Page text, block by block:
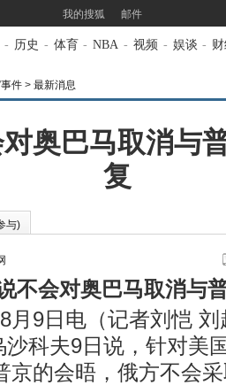
我的搜狐 邮件
- 历史 - 体育 - NBA - 视频 - 娱谈 -
件 > 最新消息
奥巴马取消与
复
与)
不会对奥巴马取消与
9日电（记者刘恺 刘
沙科夫9日说，针对美
京的会晤，俄方不会